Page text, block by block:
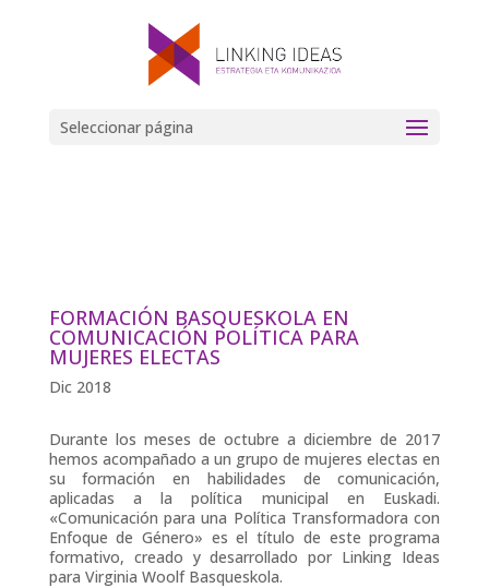
Seleccionar página
FORMACIÓN BASQUESKOLA EN
COMUNICACIÓN POLÍTICA PARA
MUJERES ELECTAS
Dic 2018
Durante los meses de octubre a diciembre de 2017
hemos acompañado a un grupo de mujeres electas en
su formación en habilidades de comunicación,
aplicadas a la política municipal en Euskadi.
«Comunicación para una Política Transformadora con
Enfoque de Género» es el título de este programa
formativo, creado y desarrollado por Linking Ideas
para Virginia Woolf Basqueskola.